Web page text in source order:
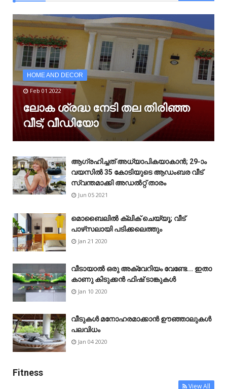
HOME AND DECOR
Feb 01 2022
ലോക ശ്രദ്ധ നേടി തല തിരിഞ്ഞ
വീട്; വീഡിയോ
ആഗ്രഹിച്ചത് അധ്യാപികയാകാൻ; 29-ാം
വയസിൽ 35 കോടിയുടെ ആഡംബര വീട്
സ്വന്തമാക്കി അഡൽറ്റ് താരം
Jun 05 2021
മൊബൈലിൽ ക്ലിക് ചെയ്യൂ; വീട്
പാഴ്‌സലായി പടിക്കലെത്തും
Jan 21 2020
വീടായാൽ ഒരു അക്വേറിയം വേണ്ടേ... ഇതാ
കാണു കിടുക്കൻ ഫിഷ് ടാങ്കുകൾ
Jan 10 2020
വീടുകൾ മനോഹരമാക്കാൻ ഊഞ്ഞാലുകൾ
പലവിധം
Jan 04 2020
Fitness
View All